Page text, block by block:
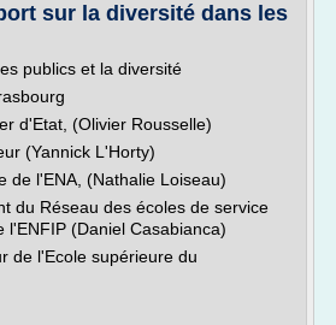
sur la diversité dans les
publics et la diversité
d'Etat, (Olivier Rousselle)
(Yannick L'Horty)
de l'ENA, (Nathalie Loiseau)
du Réseau des écoles de service
l'ENFIP (Daniel Casabianca)
de l'Ecole supérieure du